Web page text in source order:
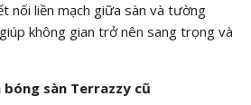
nối liền mạch giữa sàn và tường
không gian trở nên sang trọng và
bóng sàn Terrazzy cũ